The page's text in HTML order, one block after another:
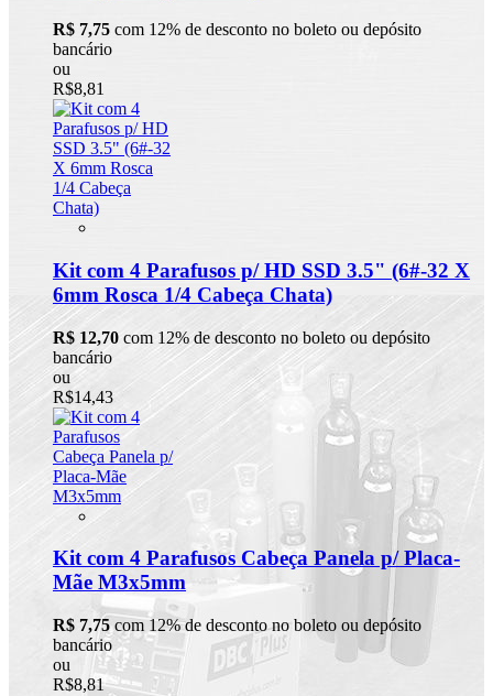
R$ 7,75 com 12% de desconto no boleto ou depósito
bancário
ou
R$8,81
Kit com 4 Parafusos p/ HD SSD 3.5" (6#-32 X
6mm Rosca 1/4 Cabeça Chata)
R$ 12,70 com 12% de desconto no boleto ou depósito
bancário
ou
R$14,43
Kit com 4 Parafusos Cabeça Panela p/ Placa-
Mãe M3x5mm
R$ 7,75com 12% de desconto no boleto ou depósito
bancário
ou
R$8,81